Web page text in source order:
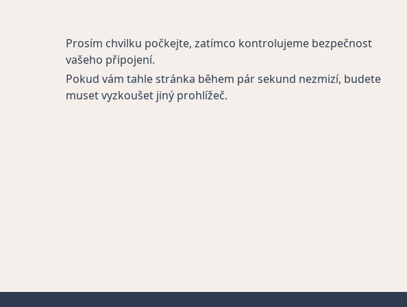
Prosím chvilku počkejte, zatímco kontrolujeme bezpečnost
vašeho připojení.
Pokud vám tahle stránka během pár sekund nezmizí, budete
muset vyzkoušet jiný prohlížeč.